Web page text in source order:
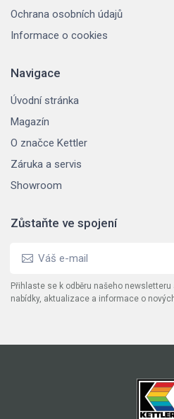
Ochrana osobních údajů
Informace o cookies
Navigace
Úvodní stránka
Magazín
O značce Kettler
Záruka a servis
Showroom
Zůstaňte ve spojení
Přihlaste se k odběru našeho
nabídky, aktualizace a informace o